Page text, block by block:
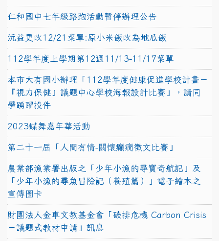
仁和國中七年級路跑活動暫停辦理公告
沅益更改12/21菜單:原小米飯改為地瓜飯
112學年度上學期第12週11/13-11/17菜單
本市大有國小辦理「112學年度健康促進學校計畫－
『視力保健』議題中心學校海報設計比賽」，請同
學踴躍投件
2023蝶舞嘉年華活動
第二十一屆「人間有情-關懷癲癇徵文比賽」
農業部漁業署出版之「少年小漁的尋寶奇航記」及
「少年小漁的尋魚冒險記（養殖篇）」電子繪本之
宣傳圖卡
財團法人金車文教基金會「碳排危機 Carbon Crisis
－議題式教材申請」訊息